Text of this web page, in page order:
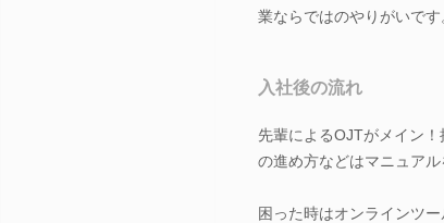
業ならではのやりがいです
入社後の流れ
先輩によるOJTがメイン
の進め方などはマニュア
困った時はオンラインツ